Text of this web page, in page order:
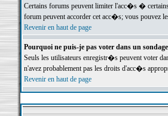
Certains forums peuvent limiter l'acc�s �
forum peuvent accorder cet acc�s; vous pouvez
Revenir en haut de page
Pourquoi ne puis-je pas voter dans un
Seuls les utilisateurs enregistr�s peuvent voter
n'avez probablement pas les droits d'acc�s
Revenir en haut de page